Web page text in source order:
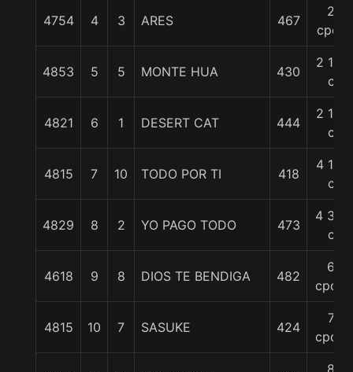
4754 4 3 ARES 467
2
cpos
4853 5 5 MONTE HUA 430
2 1/2
c
4821 6 1 DESERT CAT 444
2 1/2
c
4815 7 10 TODO POR TI 418
4 1/4
c
4829 8 2 YO PAGO TODO 473
4 3/4
c
4618 9 8 DIOS TE BENDIGA 482
6
cpos.
4815 10 7 SASUKE 424
7
cpos.
8